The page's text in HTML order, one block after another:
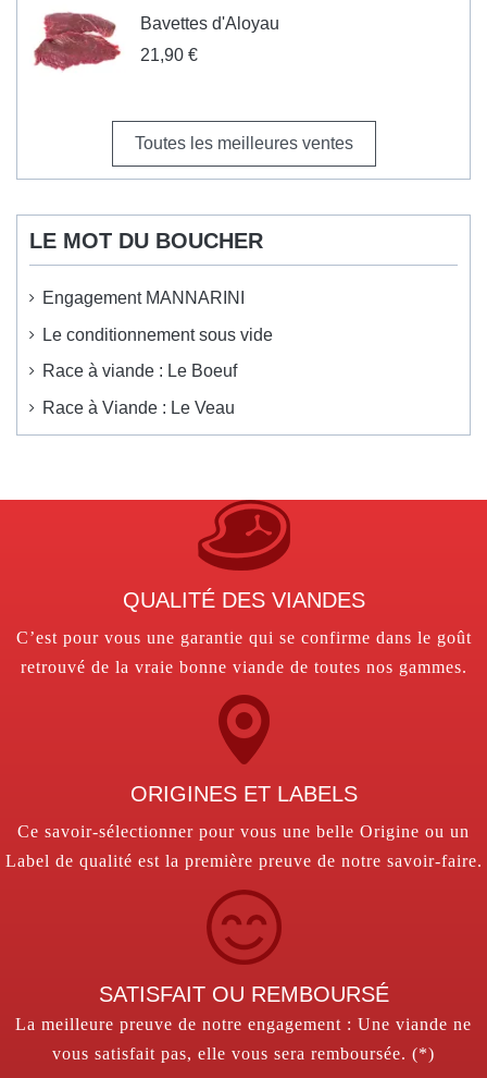
Bavettes d'Aloyau
21,90 €
Toutes les meilleures ventes
LE MOT DU BOUCHER
Engagement MANNARINI
Le conditionnement sous vide
Race à viande : Le Boeuf
Race à Viande : Le Veau
QUALITÉ DES VIANDES
C’est pour vous une garantie qui se confirme dans le goût
retrouvé de la vraie bonne viande de toutes nos gammes.
ORIGINES ET LABELS
Ce savoir-sélectionner pour vous une belle Origine ou un
Label de qualité est la première preuve de notre savoir-faire.
SATISFAIT OU REMBOURSÉ
La meilleure preuve de notre engagement : Une viande ne
vous satisfait pas, elle vous sera remboursée. (*)